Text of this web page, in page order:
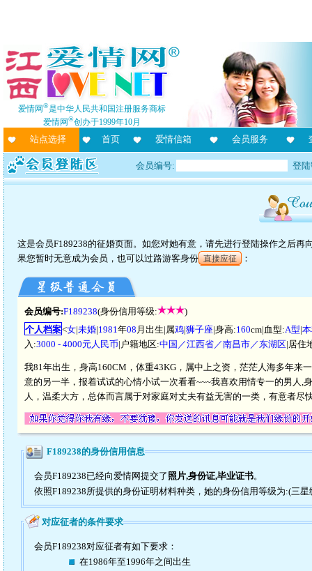
爱情网®是中华人民共和国注册服务商标
爱情网®创办于1999年10月
站点选择 首页 爱情信箱 会员服务
会员编号: 登
这是会员F189238的征婚页面。如您对她有意，请先进行登陆操作之后
果您暂时无意成为会员，也可以过路游客身份 直接应征 ：
会员编号:F189238(身份信用等级:
)
个人档案<女|未婚|1981年08 月出生|属鸡|狮子座|身高:160cm|血型:A型|
入:3000 - 4000元人民币|户籍地区:中国／江西省／南昌市／东湖区|居住
我81年出生，身高160CM，体重43KG，属中上之资，茫茫人海多年来
意的另一半，报着试试的心情小试一次看看~~~我喜欢用情专一的男人
人，温柔大方，总体而言属于对家庭对丈夫有益无害的一类，有意者尽
F189238的身份信用信息
会员F189238已经向爱情网提交了 照片,身份证,毕业证书。
依照F189238所提供的身份证明材料种类，她的身份信用等级为:(三星
对应征者的条件要求
会员F189238对应征者有如下要求：
在1986年至1996年之间出生